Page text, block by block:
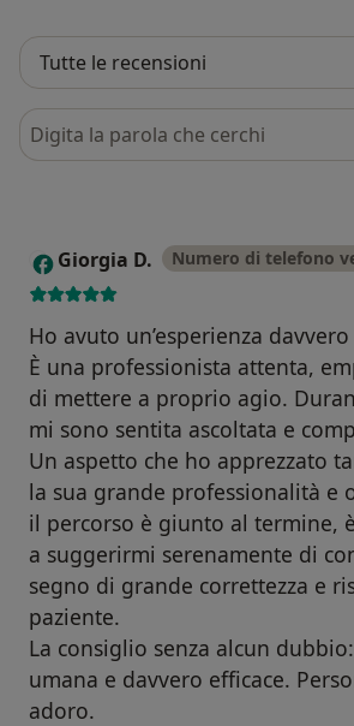
Cerca nelle recensioni
G Giorgia D. Numero di telefono
Ho avuto un’esperienza
È una professionista attenta,
di mettere a proprio agio.
mi sono sentita ascoltata e
Un aspetto che ho apprezzato
la sua grande professionalità e
il percorso è giunto al termine,
a suggerirmi serenamente di
segno di grande correttezza e
paziente.
La consiglio senza alcun
umana e davvero efficace.
adoro.